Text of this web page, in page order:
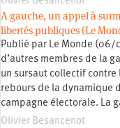
A gauche, un appel à
libertés publiques (Le
Publié par Le Monde (06/
d’autres membres de la
un sursaut collectif
rebours de la dynamique
campagne électorale. La
Olivier Besancenot